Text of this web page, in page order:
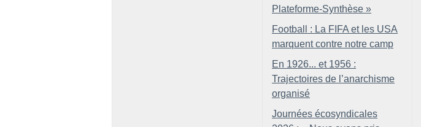
Plateforme-Synthèse »
Football : La FIFA et les USA
marquent contre notre camp
En 1926... et 1956 :
Trajectoires de l’anarchisme
organisé
Journées écosyndicales